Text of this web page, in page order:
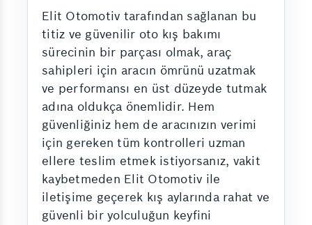
Elit Otomotiv tarafından sağlanan bu
titiz ve güvenilir oto kış bakımı
sürecinin bir parçası olmak, araç
sahipleri için aracın ömrünü uzatmak
ve performansı en üst düzeyde tutmak
adına oldukça önemlidir. Hem
güvenliğiniz hem de aracınızın verimi
için gereken tüm kontrolleri uzman
ellere teslim etmek istiyorsanız, vakit
kaybetmeden Elit Otomotiv ile
iletişime geçerek kış aylarında rahat ve
güvenli bir yolculuğun keyfini